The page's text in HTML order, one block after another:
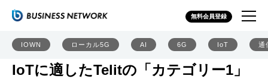
無料会員登録
IOWN ローカル5G AI 6G IoT 通
IoTに適したTelitの「カテゴリー1」